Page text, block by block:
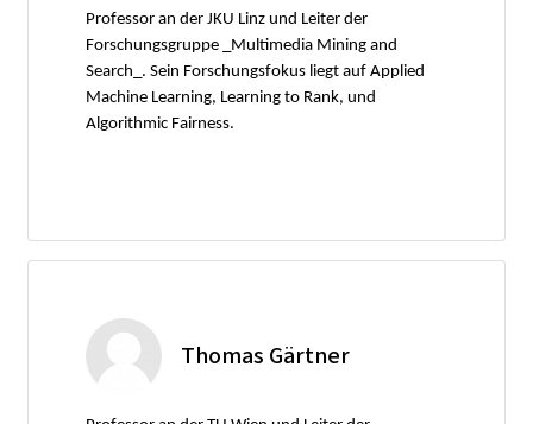
Professor an der JKU Linz und Leiter der
Forschungsgruppe _Multimedia Mining and
Search_. Sein Forschungsfokus liegt auf Applied
Machine Learning, Learning to Rank, und
Algorithmic Fairness.
Thomas Gärtner